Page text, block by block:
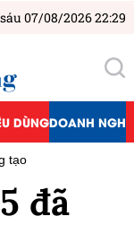
07/08/2026 22:29
DÙNGDOANH
tạo
đã